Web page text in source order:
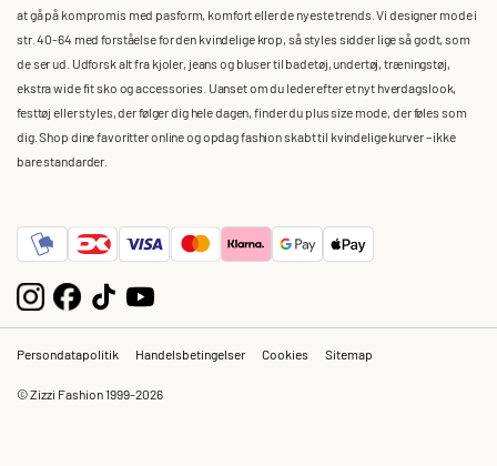
at gå på kompromis med pasform, komfort eller de nyeste trends. Vi designer mode i
str. 40-64 med forståelse for den kvindelige krop, så styles sidder lige så godt, som
de ser ud. Udforsk alt fra kjoler, jeans og bluser til badetøj, undertøj, træningstøj,
ekstra wide fit sko og accessories. Uanset om du leder efter et nyt hverdagslook,
festtøj eller styles, der følger dig hele dagen, finder du plus size mode, der føles som
dig. Shop dine favoritter online og opdag fashion skabt til kvindelige kurver – ikke
bare standarder.
Persondatapolitik Handelsbetingelser Cookies Sitemap
© Zizzi Fashion 1999-2026